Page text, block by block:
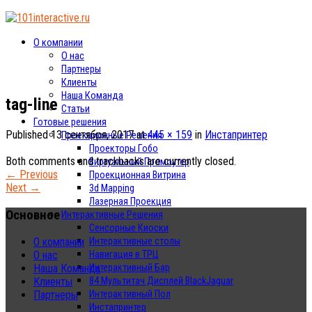
О компании
О нас
Партнеры
Клиенты
Наша Команда
Статьи
Готовые решения
Проекционные Решения
Проекторы Гобо
Виртуальный Промоутер
Проекционная Витрина
3d Mapping
Лазерная Проекция
Интерактивные Решения
Сенсорные Киоски
Интерактивные столы
Навигация в ТРЦ
Интерактивный Бар
84 Мультитач Дисплей BlackJaguar
Интерактивный Пол
Инстапринтер
tag-line
Published13 сентября, 2017at445 × 159 in Инстапринтер
Both comments and trackbacks are currently closed.
← Previous
Next →
Основное
О компании
О нас
Наша Команда
Клиенты
Партнеры